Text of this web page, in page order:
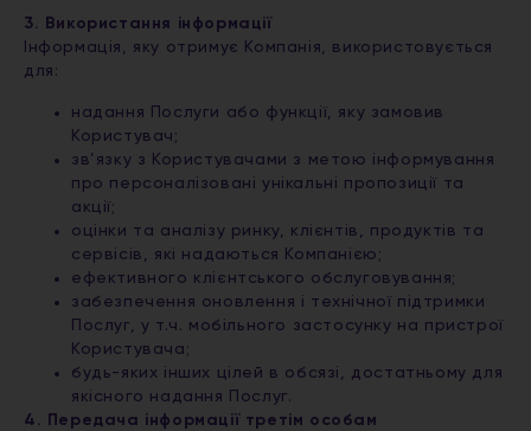
3. Використання інформації
Інформація, яку отримує Компанія, використовується
для:
надання Послуги або функції, яку замовив
Користувач;
зв’язку з Користувачами з метою інформування
про персоналізовані унікальні пропозиції та
акції;
оцінки та аналізу ринку, клієнтів, продуктів та
сервісів, які надаються Компанією;
ефективного клієнтського обслуговування;
забезпечення оновлення і технічної підтримки
Послуг, у т.ч. мобільного застосунку на пристрої
Користувача;
будь-яких інших цілей в обсязі, достатньому для
якісного надання Послуг.
4. Передача інформації третім особам